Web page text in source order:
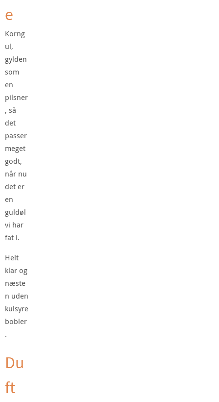
e
Korng
ul,
gylden
som
en
pilsner
, så
det
passer
meget
godt,
når nu
det er
en
guldøl
vi har
fat i.
Helt
klar og
næste
n uden
kulsyre
bobler
.
Du
ft